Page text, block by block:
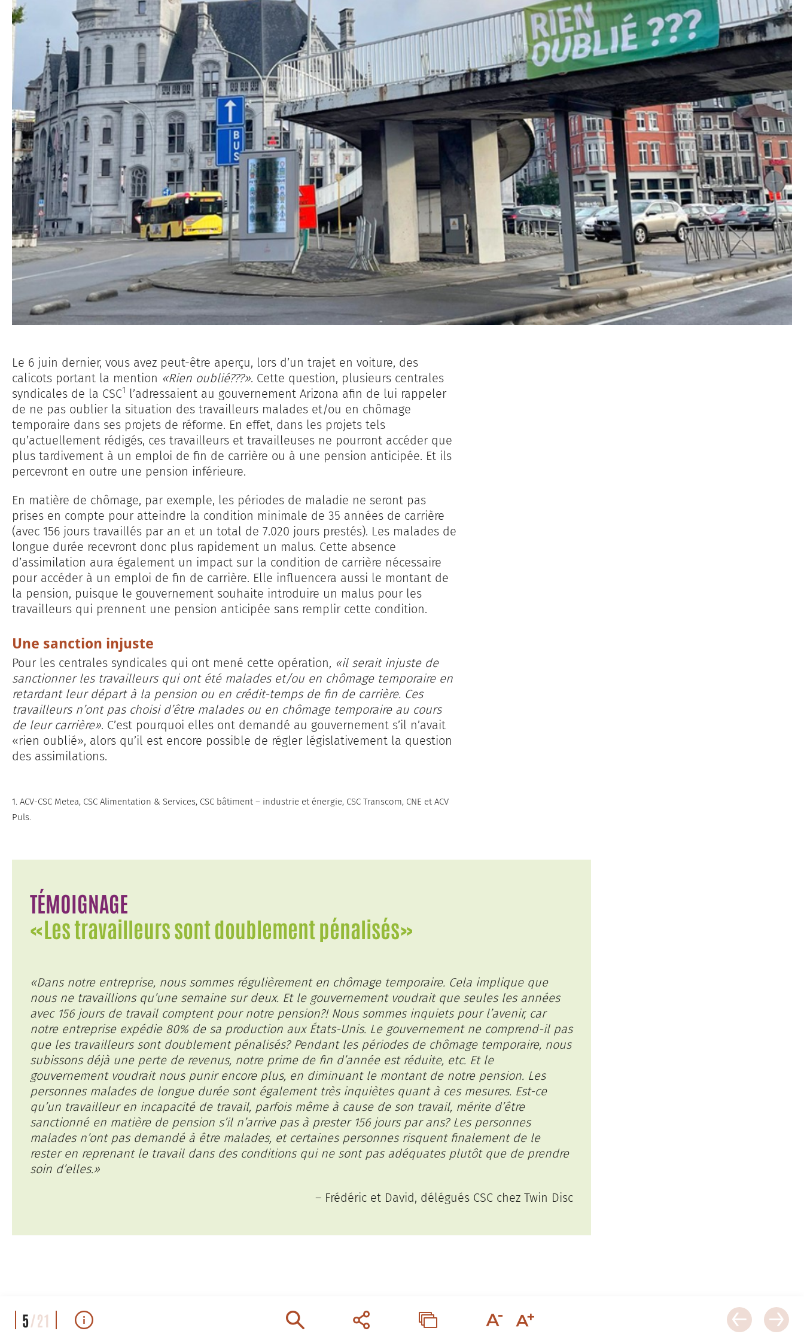
Le 6 juin dernier, vous avez peut-être aperçu, lors d’un trajet en voiture, des
calicots portant la mention «Rien oublié???». Cette question, plusieurs centrales
syndicales de la CSC1 l’adressaient au gouvernement Arizona afin de lui rappeler
de ne pas oublier la situation des travailleurs malades et/ou en chômage
temporaire dans ses projets de réforme. En effet, dans les projets tels
qu’actuellement rédigés, ces travailleurs et travailleuses ne pourront accéder que
plus tardivement à un emploi de fin de carrière ou à une pension anticipée. Et ils
percevront en outre une pension inférieure.
En matière de chômage, par exemple, les périodes de maladie ne seront pas
prises en compte pour atteindre la condition minimale de 35 années de carrière
(avec 156 jours travaillés par an et un total de 7.020 jours prestés). Les malades de
longue durée recevront donc plus rapidement un malus. Cette absence
d’assimilation aura également un impact sur la condition de carrière nécessaire
pour accéder à un emploi de fin de carrière. Elle influencera aussi le montant de
la pension, puisque le gouvernement souhaite introduire un malus pour les
travailleurs qui prennent une pension anticipée sans remplir cette condition.
Une sanction injuste
Pour les centrales syndicales qui ont mené cette opération, «il serait injuste de
sanctionner les travailleurs qui ont été malades et/ou en chômage temporaire en
retardant leur départ à la pension ou en crédit-temps de fin de carrière. Ces
travailleurs n’ont pas choisi d’être malades ou en chômage temporaire au cours
de leur carrière». C’est pourquoi elles ont demandé au gouvernement s’il n’avait
«rien oublié», alors qu’il est encore possible de régler législativement la question
des assimilations.
1. ACV-CSC Metea, CSC Alimentation & Services, CSC bâtiment – industrie et énergie, CSC Transcom, CNE et ACV
Puls.
TÉMOIGNAGE
«Les travailleurs sont doublement pénalisés»
«Dans notre entreprise, nous sommes régulièrement en chômage temporaire. Cela implique que
nous ne travaillions qu’une semaine sur deux. Et le gouvernement voudrait que seules les années
avec 156 jours de travail comptent pour notre pension?! Nous sommes inquiets pour l’avenir, car
notre entreprise expédie 80% de sa production aux États-Unis. Le gouvernement ne comprend-il pas
que les travailleurs sont doublement pénalisés? Pendant les périodes de chômage temporaire, nous
subissons déjà une perte de revenus, notre prime de fin d’année est réduite, etc. Et le
gouvernement voudrait nous punir encore plus, en diminuant le montant de notre pension. Les
personnes malades de longue durée sont également très inquiètes quant à ces mesures. Est-ce
qu’un travailleur en incapacité de travail, parfois même à cause de son travail, mérite d’être
sanctionné en matière de pension s’il n’arrive pas à prester 156 jours par ans? Les personnes
malades n’ont pas demandé à être malades, et certaines personnes risquent finalement de le
rester en reprenant le travail dans des conditions qui ne sont pas adéquates plutôt que de prendre
soin d’elles.»
– Frédéric et David, délégués CSC chez Twin Disc
5/21